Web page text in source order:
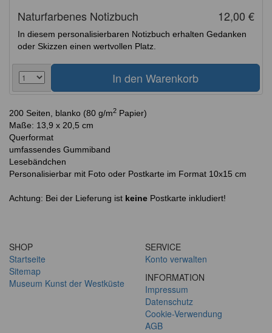
12,00 €
Naturfarbenes Notizbuch
In diesem personalisierbaren Notizbuch erhalten Gedanken
oder Skizzen einen wertvollen Platz.
200 Seiten, blanko (80 g/m2 Papier)
Maße: 13,9 x 20,5 cm
Querformat
umfassendes Gummiband
Lesebändchen
Personalisierbar mit Foto oder Postkarte im Format 10x15 cm
Achtung: Bei der Lieferung ist keine Postkarte inkludiert!
SHOP
Startseite
Sitemap
Museum Kunst der Westküste
SERVICE
Konto verwalten
INFORMATION
Impressum
Datenschutz
Cookie-Verwendung
AGB